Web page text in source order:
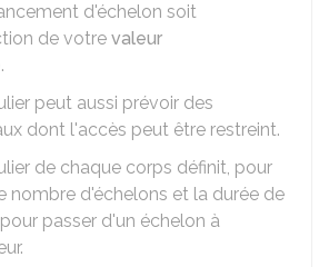
d'échelon soit
de votre valeur
.
peut aussi prévoir des
dont l'accès peut être restreint.
de chaque corps définit, pour
nombre d'échelons et la durée de
passer d'un échelon à